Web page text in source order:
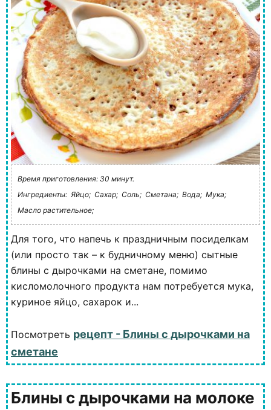
Время приготовления: 30 минут.
Ингредиенты: Яйцо; Сахар; Соль; Сметана; Вода; Мука;
Масло растительное;
Для того, что напечь к праздничным посиделкам
(или просто так – к будничному меню) сытные
блины с дырочками на сметане, помимо
кисломолочного продукта нам потребуется мука,
куриное яйцо, сахарок и...
Посмотреть рецепт - Блины с дырочками на
сметане
Блины с дырочками на молоке